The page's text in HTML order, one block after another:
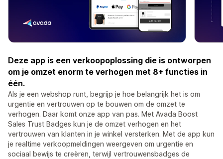
Deze app is een verkoopoplossing die is ontworpen
om je omzet enorm te verhogen met 8+ functies in
één.
Als je een webshop runt, begrijp je hoe belangrijk het is om
urgentie en vertrouwen op te bouwen om de omzet te
verhogen. Daar komt onze app van pas. Met Avada Boost
Sales Trust Badges kun je de omzet verhogen en het
vertrouwen van klanten in je winkel versterken. Met de app kun
je realtime verkoopmeldingen weergeven om urgentie en
sociaal bewijs te creëren, terwijl vertrouwensbadges de